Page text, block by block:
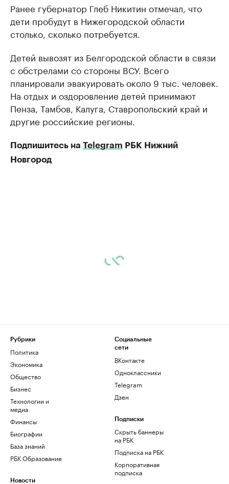
Ранее губернатор Глеб Никитин отмечал, что
дети пробудут в Нижегородской области
столько, сколько потребуется.
Детей вывозят из Белгородской области в связи
с обстрелами со стороны ВСУ. Всего
планировали эвакуировать около 9 тыс. человек.
На отдых и оздоровление детей принимают
Пенза, Тамбов, Калуга, Ставропольский край и
другие российские регионы.
Подпишитесь на Telegram РБК Нижний
Новгород
Рубрики
Политика
Экономика
Общество
Бизнес
Технологии и
медиа
Финансы
Биографии
База знаний
РБК Образование
Новости
Социальные
сети
ВКонтакте
Одноклассники
Telegram
Дзен
Подписки
Скрыть баннеры
на РБК
Подписка на РБК
Корпоративная
подписка